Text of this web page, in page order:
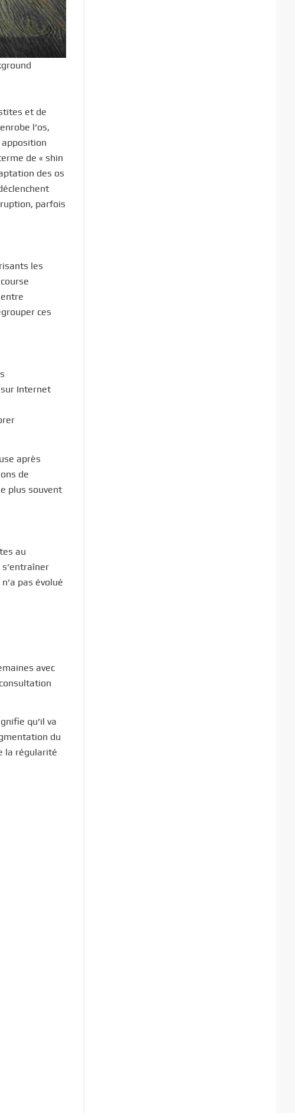
et de
l’os,
de « shin
des os
parfois
les
ces
Internet
après
de
plus souvent
au
pas évolué
avec
qu’il va
du
la régularité